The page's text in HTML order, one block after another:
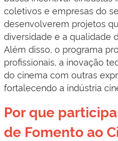
coletivos e empresas do
desenvolverem projetos
diversidade e a qualidade
Além disso, o programa
profissionais, a inovação
do cinema com outras
fortalecendo a indústria
Por que
de Fomento ao